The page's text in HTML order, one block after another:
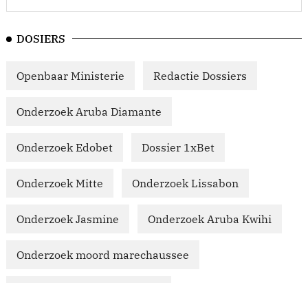
DOSIERS
Openbaar Ministerie Redactie Dossiers
Onderzoek Aruba Diamante
Onderzoek Edobet Dossier 1xBet
Onderzoek Mitte Onderzoek Lissabon
Onderzoek Jasmine Onderzoek Aruba Kwihi
Onderzoek moord marechaussee